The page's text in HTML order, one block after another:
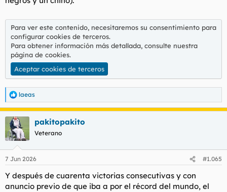
Para ver este contenido, necesitaremos su consentimiento para
configurar cookies de terceros.
Para obtener información más detallada, consulte nuestra
página de cookies.
Aceptar cookies de terceros
R
e
a
c
c
i
e
laeas
pakitopakito
Veterano
7 Jun 2026 #1.065
Y después de cuarenta victorias consecutivas y con
anuncio previo de que iba a por el récord del mundo, el